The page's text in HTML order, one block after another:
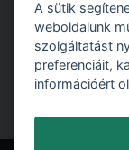
Galéria
A Fine
A sütik
weboldalunk
szolgáltatást
preferenciáit,
információért